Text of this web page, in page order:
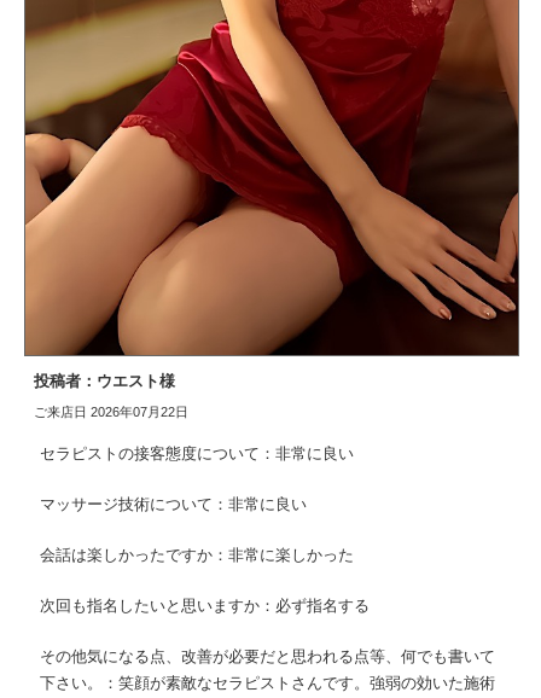
投稿者：ウエスト様
ご来店日 2026年07月22日
セラピストの接客態度について：非常に良い
マッサージ技術について：非常に良い
会話は楽しかったですか：非常に楽しかった
次回も指名したいと思いますか：必ず指名する
その他気になる点、改善が必要だと思われる点等、何でも書いて
下さい。：笑顔が素敵なセラピストさんです。強弱の効いた施術